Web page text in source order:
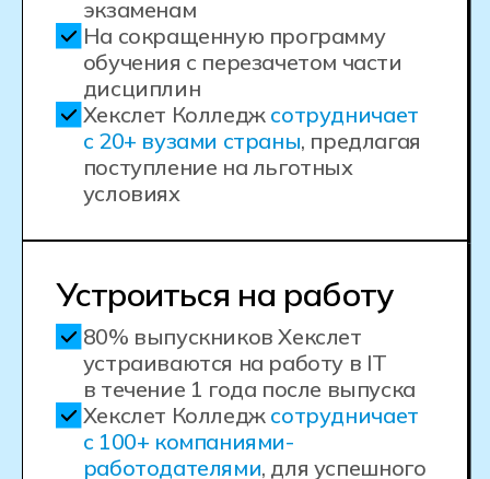
IT-колледж
Хекслет — часть
экосистемы Хекслет